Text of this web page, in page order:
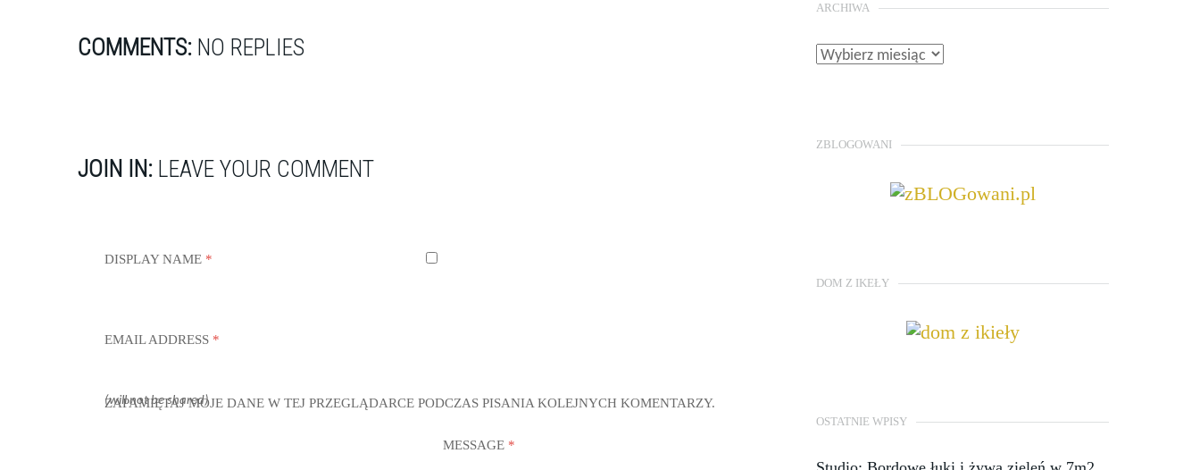
COMMENTS: NO REPLIES
JOIN IN: LEAVE YOUR COMMENT
DISPLAY NAME *
EMAIL ADDRESS *
(will not be shared)
ZAPAMIĘTAJ MOJE DANE W TEJ PRZEGLĄDARCE PODCZAS PISANIA KOLEJNYCH KOMENTARZY.
MESSAGE *
ARCHIWA
ZBLOGOWANI
DOM Z IKEŁY
OSTATNIE WPISY